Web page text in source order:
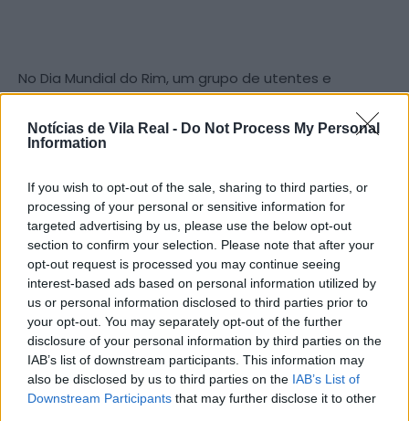
Notícias de Vila Real - Do Not Process My Personal
Information
If you wish to opt-out of the sale, sharing to third parties, or
processing of your personal or sensitive information for
targeted advertising by us, please use the below opt-out
section to confirm your selection. Please note that after your
opt-out request is processed you may continue seeing
interest-based ads based on personal information utilized by
us or personal information disclosed to third parties prior to
your opt-out. You may separately opt-out of the further
disclosure of your personal information by third parties on the
IAB’s list of downstream participants. This information may
also be disclosed by us to third parties on the IAB’s List of
Downstream Participants that may further disclose it to other
No Dia Mundial do Rim, um grupo de utentes e
funcionárias do Lar da Santa Casa da Misericórdia de
Lamego realizou umrastreio à doença renalnas
instalações da Universidade Sénior Jerónimo Cardoso.
Fatores como hipertensão arterial, diabetes,
obesidade e história familiar de doença renal são os
de maior risco para o desenvolvimento desta doença.
O rastreio precoce pode, assim, fazer toda a
diferença.
Uma equipa de médicos nefrologistas e enfermeiros
da firma DaVita Portugal avaliou a tensão arterial, a
frequência cardíaca, a glicemia capilar, o peso e a
altura dos utentes. A juntar a isto, pesquisaram a